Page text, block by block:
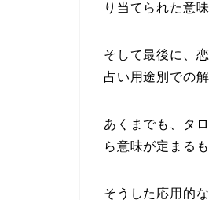
り当てられた意
そして最後に、
占い用途別での
あくまでも、タ
ら意味が定まる
そうした応用的